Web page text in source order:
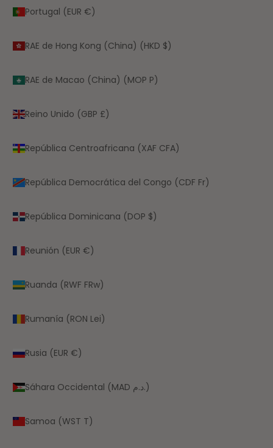
Portugal (EUR €)
RAE de Hong Kong (China) (HKD $)
RAE de Macao (China) (MOP P)
Reino Unido (GBP £)
República Centroafricana (XAF CFA)
República Democrática del Congo (CDF Fr)
República Dominicana (DOP $)
Reunión (EUR €)
Ruanda (RWF FRw)
Rumanía (RON Lei)
Rusia (EUR €)
Sáhara Occidental (MAD د.م.)
Samoa (WST T)